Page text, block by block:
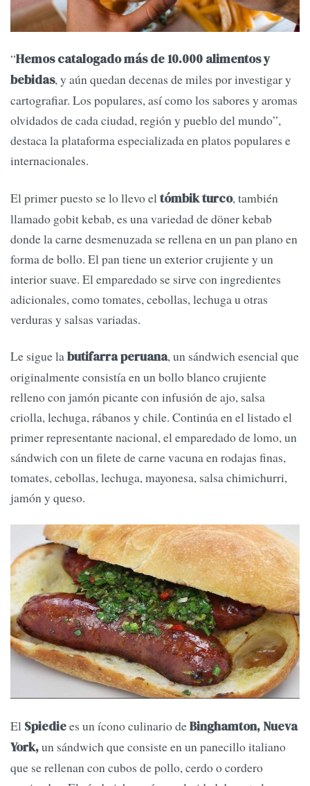
“Hemos catalogado más de 10.000 alimentos y
bebidas, y aún quedan decenas de miles por investigar y
cartografiar. Los populares, así como los sabores y aromas
olvidados de cada ciudad, región y pueblo del mundo”,
destaca la plataforma especializada en platos populares e
internacionales.
El primer puesto se lo llevo el tómbik turco, también
llamado gobit kebab, es una variedad de döner kebab
donde la carne desmenuzada se rellena en un pan plano en
forma de bollo. El pan tiene un exterior crujiente y un
interior suave. El emparedado se sirve con ingredientes
adicionales, como tomates, cebollas, lechuga u otras
verduras y salsas variadas.
Le sigue labutifarra peruana, un sándwich esencial que
originalmente consistía en un bollo blanco crujiente
relleno con jamón picante con infusión de ajo, salsa
criolla, lechuga, rábanos y chile. Continúa en el listado el
primer representante nacional, el emparedado de lomo, un
sándwich con un filete de carne vacuna en rodajas finas,
tomates, cebollas, lechuga, mayonesa, salsa chimichurri,
jamón y queso.
El Spiediees un ícono culinario deBinghamton, Nueva
York,un sándwich que consiste en un panecillo italiano
que se rellenan con cubos de pollo, cerdo o cordero